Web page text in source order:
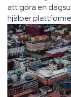
att göra en
hjälper